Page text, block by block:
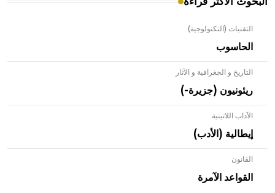
التقنيات (التكنولوجية)
الحاسوب
التاريخ و الجغرافية و الآثار
ريئونيون (جزيرة-)
الآداب اللاتينية
إيطالية (الأدب)
القانون
القواعد الآمرة
- هل تعلم أن الأبلق نوع من الفنون الهندسية التي ارتبطت
بالعمارة الإسلامية في بلاد الشام ومصر خاصة، حيث يحرص
المعمار على بناء مداميكه وخاصة في الواجهات